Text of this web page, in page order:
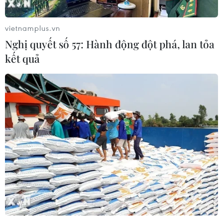
Kim ngạch nhập khẩu đi xuống, thâm hụt
thương mại của Mỹ giảm
08/08/2023 15:01
Số liệu do Bộ Thương mại Mỹ công bố ngày 8/8 cho
thấy tổng thâm hụt thương mại của Mỹ trong tháng Sáu
là 65,5 tỷ USD, giảm so với con số 68,3 tỷ trong tháng
Năm vừa qua.
vietnamplus.vn
Nghị quyết số 57: Hành động đột phá, lan tỏa
kết quả